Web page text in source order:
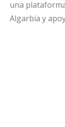
una
Algarbia y